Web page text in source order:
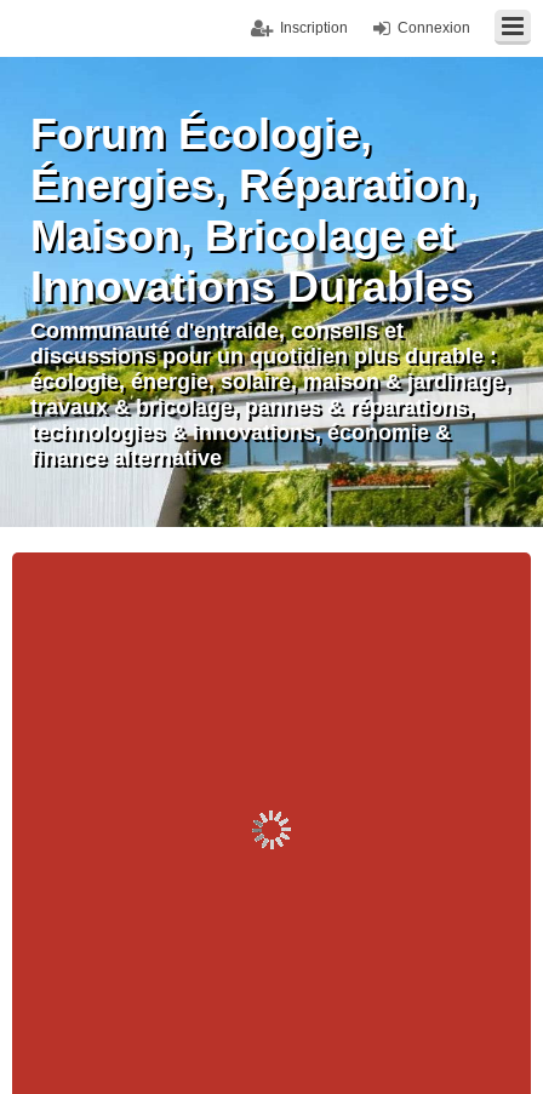
Connexion
Inscription
Forum Écologie,
Énergies, Réparation,
Maison, Bricolage et
Innovations Durables
Communauté d'entraide, conseils et
discussions pour un quotidien plus durable :
écologie, énergie, solaire, maison & jardinage,
travaux & bricolage, pannes & réparations,
technologies & innovations, économie &
finance alternative